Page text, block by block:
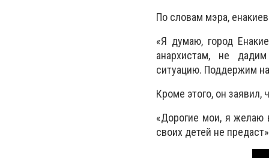
По словам мэра,
«Я думаю, город
анархистам, не
ситуацию. Поддержим
Кроме этого, он заявил,
«Дорогие мои, я желаю
своих детей не